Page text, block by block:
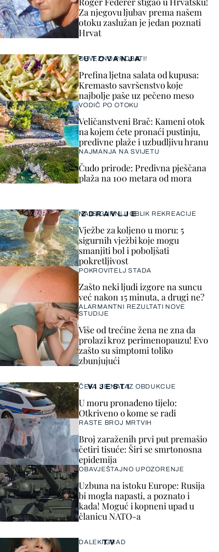
VIJESTI
ČEKA SE NALAZ OBDUKCIJE
U moru pronađeno tijelo:
Otkriveno o kome se radi
RASTE BROJ MRTVIH
Broj zaraženih prvi put premašio
četiri tisuće: Širi se smrtonosna
epidemija
OBAVJEŠTAJNO UPOZORENJE
Uzbuna na istoku Europe: Rusija
bi mogla napasti, a poznato i
kada! Moguć i kopneni upad u
članicu NATO-a
Za njegovu ljubav prema našem
otoku zaslužan je jedan poznati
Hrvat
ZDRAVLJE
NAJSIGURNIJI OBLIK REKREACIJE
Vježbe za koljeno u moru: 5
sigurnih vježbi koje mogu
smanjiti bol i poboljšati
pokretljivost
POKROVITELJ STADA
Zašto neki ljudi izgore na suncu
već nakon 15 minuta, a drugi ne?
ALARMANTNI REZULTATI NOVE
STUDIJE
Više od trećine žena ne zna da
prolazi kroz perimenopauzu! Evo
zašto su simptomi toliko
zbunjujući
TV
DALEKI GRAD
PUTOVANJA
OBVEZNO PROBATI!
Prefina ljetna salata od kupusa:
Kremasto savršenstvo koje
najbolje paše uz pečeno meso
VODIČ PO OTOKU
Veličanstveni Brač: Kameni otok
na kojem ćete pronaći pustinju,
predivne plaže i uzbudljivu hranu
NAJMANJA NA SVIJETU
Čudo prirode: Predivna pješčana
plaža na 100 metara od mora